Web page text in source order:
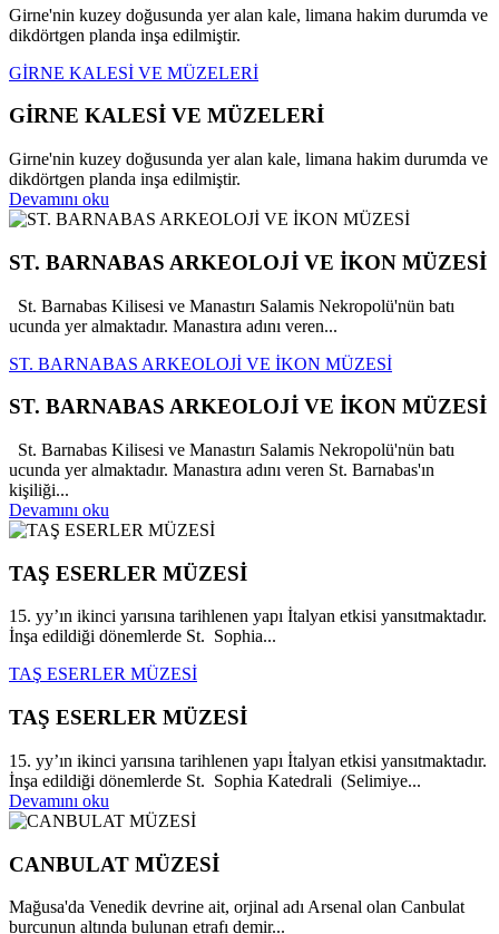
Girne'nin kuzey doğusunda yer alan kale, limana hakim durumda ve
dikdörtgen planda inşa edilmiştir.
GİRNE KALESİ VE MÜZELERİ
GİRNE KALESİ VE MÜZELERİ
Girne'nin kuzey doğusunda yer alan kale, limana hakim durumda ve
dikdörtgen planda inşa edilmiştir.
Devamını oku
ST. BARNABAS ARKEOLOJİ VE İKON MÜZESİ
St. Barnabas Kilisesi ve Manastırı Salamis Nekropolü'nün batı
ucunda yer almaktadır. Manastıra adını veren...
ST. BARNABAS ARKEOLOJİ VE İKON MÜZESİ
ST. BARNABAS ARKEOLOJİ VE İKON MÜZESİ
St. Barnabas Kilisesi ve Manastırı Salamis Nekropolü'nün batı
ucunda yer almaktadır. Manastıra adını veren St. Barnabas'ın
kişiliği...
Devamını oku
TAŞ ESERLER MÜZESİ
15. yy’ın ikinci yarısına tarihlenen yapı İtalyan etkisi yansıtmaktadır.
İnşa edildiği dönemlerde St. Sophia...
TAŞ ESERLER MÜZESİ
TAŞ ESERLER MÜZESİ
15. yy’ın ikinci yarısına tarihlenen yapı İtalyan etkisi yansıtmaktadır.
İnşa edildiği dönemlerde St. Sophia Katedrali (Selimiye...
Devamını oku
CANBULAT MÜZESİ
Mağusa'da Venedik devrine ait, orjinal adı Arsenal olan Canbulat
burcunun altında bulunan etrafı demir...